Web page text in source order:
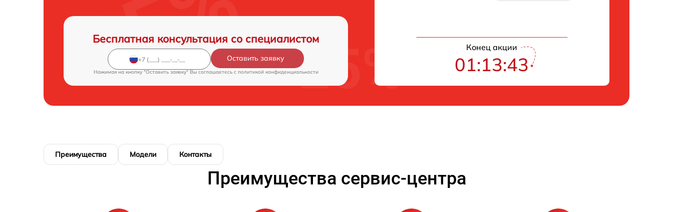
Бесплатная консультация со специалистом
Оставить заявку
Нажимая на кнопку "Оставить заявку" Вы соглашаетесь c политикой конфиденциальности
Конец акции
01:13:42
Преимущества Модели Контакты
Преимущества сервис-центра